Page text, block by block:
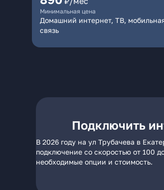
Минимальная цена
Домашний интернет, ТВ,
связь
Подключить
В 2026 году на ул Трубачева в
подключение со скоростью от 100
необходимые опции и стоимость.